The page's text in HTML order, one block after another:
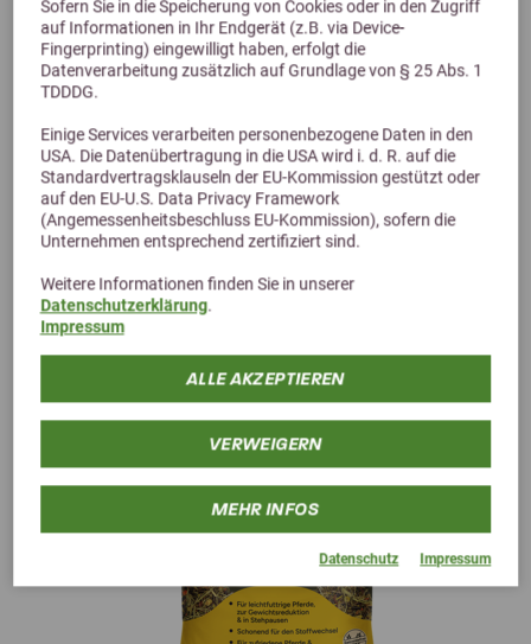
Sofern Sie in die Speicherung von Cookies oder in den Zugriff
auf Informationen in Ihr Endgerät (z.B. via Device-
Fingerprinting) eingewilligt haben, erfolgt die
Datenverarbeitung zusätzlich auf Grundlage von § 25 Abs. 1
TDDDG.
Einige Services verarbeiten personenbezogene Daten in den
USA. Die Datenübertragung in die USA wird i. d. R. auf die
Standardvertragsklauseln der EU-Kommission gestützt oder
auf den EU-U.S. Data Privacy Framework
(Angemessenheitsbeschluss EU-Kommission), sofern die
Unternehmen entsprechend zertifiziert sind.
Weitere Informationen finden Sie in unserer
Datenschutzerklärung.
Impressum
ALLE AKZEPTIEREN
VERWEIGERN
MEHR INFOS
Datenschutz Impressum
Alternative Produkte